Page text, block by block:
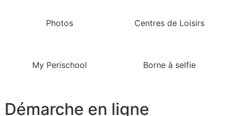
Photos Centres de Loisirs
My Perischool Borne à selfie
Démarche en ligne